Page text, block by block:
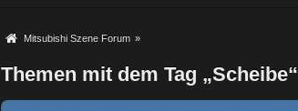
Mitsubishi Szene Forum »
Themen mit dem Tag „Scheibe“